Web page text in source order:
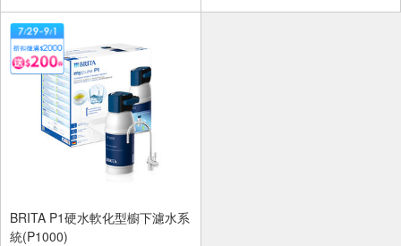
BRITA P1硬水軟化型櫥下濾水系
統(P1000)